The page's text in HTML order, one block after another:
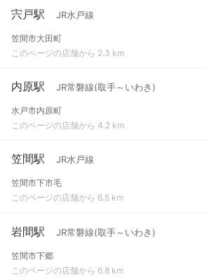
宍戸駅 JR水戸線
笠間市大田町
このページの店舗から 2.3 km
内原駅 JR常磐線(取手～いわき)
水戸市内原町
このページの店舗から 4.2 km
笠間駅 JR水戸線
笠間市下市毛
このページの店舗から 6.5 km
岩間駅 JR常磐線(取手～いわき)
笠間市下郷
このページの店舗から 6.8 km